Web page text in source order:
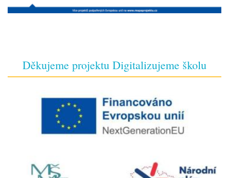
Děkujeme projektu Digitalizujeme školu